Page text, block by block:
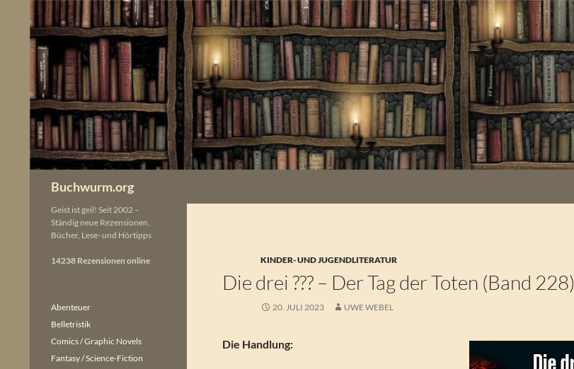
springen
Buchwurm.org
KINDER- UND JUGENDLITERATUR
Die drei ??? – Der Tag der Toten (Band 228)
20. JULI 2023 UWE WEBEL
Die Handlung:
Geist ist geil! Seit 2002 –
Ständig neue Rezensionen,
Bücher, Lese- und Hörtipps
14238 Rezensionen online
Abenteuer
Belletristik
Comics / Graphic Novels
Fantasy / Science-Fiction